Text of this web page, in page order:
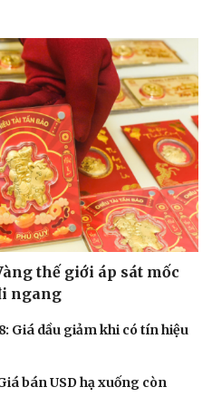
thế giới áp sát mốc
ngang
Giá dầu giảm khi có tín hiệu
bán USD hạ xuống còn